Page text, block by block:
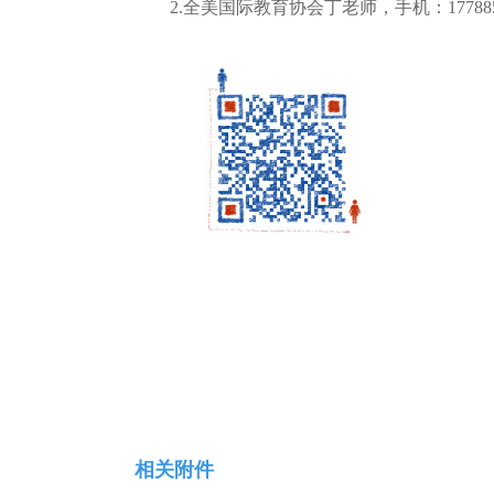
2.全美国际教育协会丁老师，手机：
相关附件